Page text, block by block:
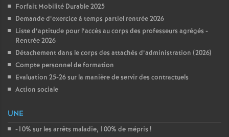
Forfait Mobilité Durable 2025
Demande d’exercice à temps partiel rentrée 2026
Liste d’aptitude pour l’accès au corps des professeurs agrégés -
Rentrée 2026
Détachement dans le corps des attachés d’administration (2026)
Compte personnel de formation
Evaluation 25-26 sur la manière de servir des contractuels
Action sociale
UNE
-10% sur les arrêts maladie, 100% de mépris !